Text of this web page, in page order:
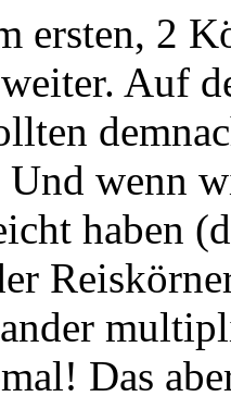
ersten, 2
Auf
wenn
haben
Das